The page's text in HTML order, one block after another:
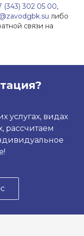
(343) 302 05 00,
либо
связи на
услугах, видах
рассчитаем